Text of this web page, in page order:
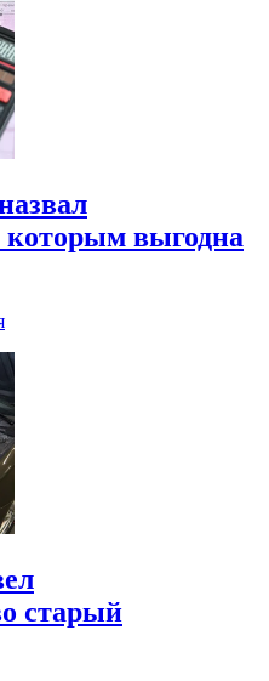
которым выгодна
старый